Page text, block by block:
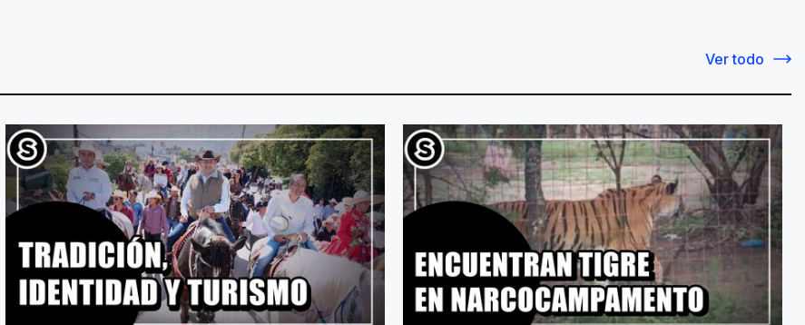
Ver todo